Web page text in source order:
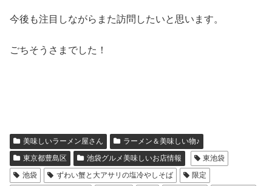
今後も注目しながらまた訪問したいと思います。
ごちそうさまでした！
美味しいラーメン屋さん
ラーメン＆美味しい物♪
東京都豊島区
池袋グルメ美味しいお店情報
東池袋
池袋
ずわい蟹と大アサリの塩冷やしそば
限定